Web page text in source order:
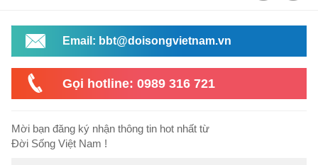
Email: bbt@doisongvietnam.vn
Gọi hotline: 0989 316 721
Mời bạn đăng ký nhận thông tin hot nhất từ
Đời Sống Việt Nam !